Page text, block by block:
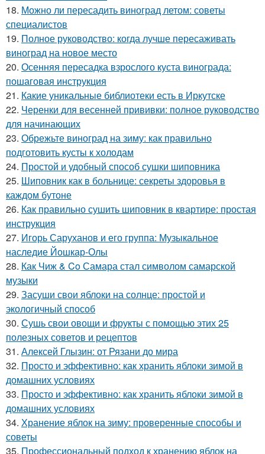
18. Можно ли пересадить виноград летом: советы
специалистов
19. Полное руководство: когда лучше пересаживать
виноград на новое место
20. Осенняя пересадка взрослого куста винограда:
пошаговая инструкция
21. Какие уникальные библиотеки есть в Иркутске
22. Черенки для весенней прививки: полное руководство
для начинающих
23. Обрежьте виноград на зиму: как правильно
подготовить кусты к холодам
24. Простой и удобный способ сушки шиповника
25. Шиповник как в больнице: секреты здоровья в
каждом бутоне
26. Как правильно сушить шиповник в квартире: простая
инструкция
27. Игорь Саруханов и его группа: Музыкальное
наследие Йошкар-Олы
28. Как Чиж & Co Самара стал символом самарской
музыки
29. Засуши свои яблоки на солнце: простой и
экологичный способ
30. Сушь свои овощи и фрукты с помощью этих 25
полезных советов и рецептов
31. Алексей Глызин: от Рязани до мира
32. Просто и эффективно: как хранить яблоки зимой в
домашних условиях
33. Просто и эффективно: как хранить яблоки зимой в
домашних условиях
34. Хранение яблок на зиму: проверенные способы и
советы
35. Профессиональный подход к хранению яблок на